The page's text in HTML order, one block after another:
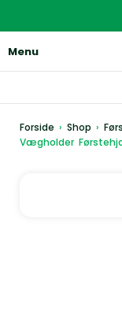
Menu
Forside › Shop ›
Vægholder